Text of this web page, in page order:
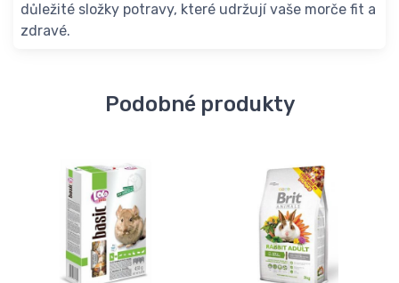
důležité složky potravy, které udržují vaše morče fit a
zdravé.
Podobné produkty